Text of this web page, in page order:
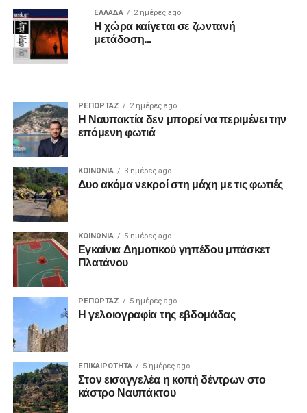
ΕΛΛΑΔΑ 2 ημέρες ago
Η χώρα καίγεται σε ζωντανή
μετάδοση…
ΡΕΠΟΡΤΑΖ 2 ημέρες ago
Η Ναυπακτία δεν μπορεί να περιμένει την
επόμενη φωτιά
ΚΟΙΝΩΝΙΑ 3 ημέρες ago
Δυο ακόμα νεκροί στη μάχη με τις φωτιές
ΚΟΙΝΩΝΙΑ 5 ημέρες ago
Εγκαίνια Δημοτικού γηπέδου μπάσκετ
Πλατάνου
ΡΕΠΟΡΤΑΖ 5 ημέρες ago
Η γελοιογραφία της εβδομάδας
ΕΠΙΚΑΙΡΟΤΗΤΑ 5 ημέρες ago
Στον εισαγγελέα η κοπή δέντρων στο
κάστρο Ναυπάκτου